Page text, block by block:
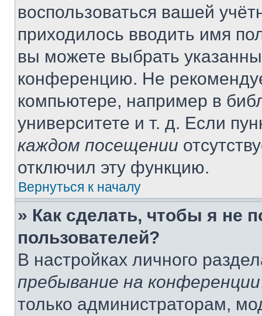
воспользоваться вашей
приходилось вводить имя
вы можете выбрать
конференцию. Не
компьютере, например в
университете и т. д. Если
каждом посещении
отключил эту функцию.
Вернуться к началу
» Как сделать, чтобы я не
пользователей?
В настройках личного
пребывание на конференции
только администраторам,